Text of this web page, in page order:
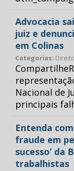
Advocacia
juiz e
em Colinas
Categorias: Direito
Nacional de
principais
Entenda
fraude em
sucesso’ da
trabalhistas